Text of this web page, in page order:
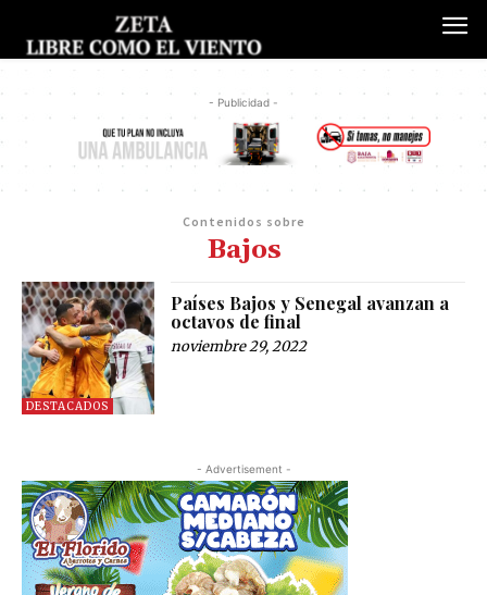
- Publicidad -
Contenidos sobre
Bajos
DESTACADOS
Países Bajos y Senegal avanzan a
octavos de final
noviembre 29, 2022
- Advertisement -